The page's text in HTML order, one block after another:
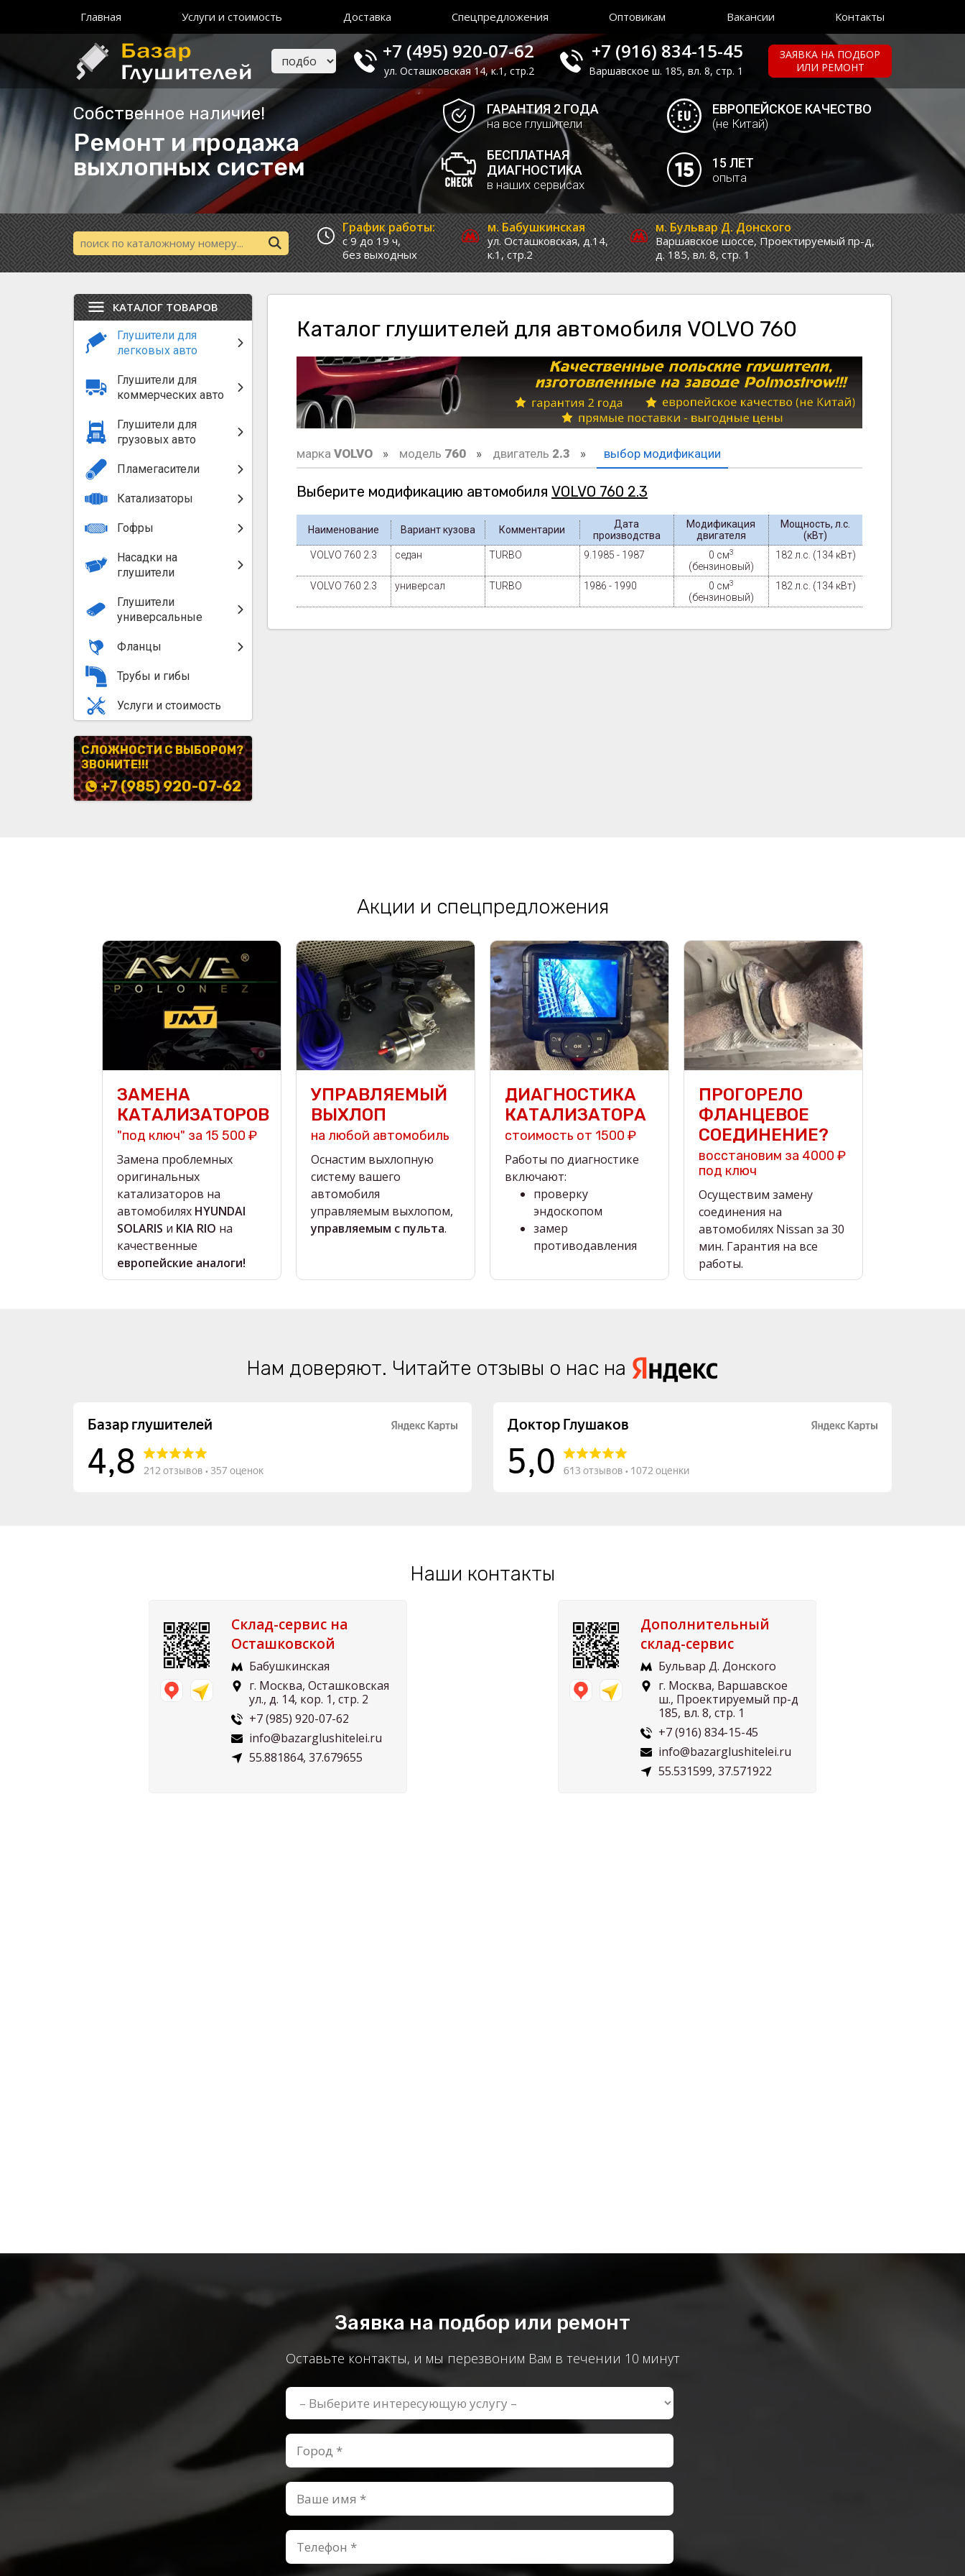
Главная Услуги и стоимость Доставка Спецпредложения Оптовикам Вакансии Контакты
+7 (495) 920-07-62
ул. Осташковская 14, к.1, стр.2
+7 (916) 834-15-45
Варшавское ш. 185, вл. 8, стр. 1
ЗАЯВКА НА ПОДБОР
ИЛИ РЕМОНТ
Собственное наличие!
Ремонт и продажа
выхлопных систем
ГАРАНТИЯ 2 ГОДА
на все глушители
ЕВРОПЕЙСКОЕ КАЧЕСТВО
(не Китай)
БЕСПЛАТНАЯ
ДИАГНОСТИКА
в наших сервисах
15 ЛЕТ
опыта
График работы:
с 9 до 19 ч,
без выходных
м. Бабушкинская
ул. Осташковская, д.14,
к.1, стр.2
м. Бульвар Д. Донского
Варшавское шоссе,Проектируемый пр-д,
д. 185, вл. 8, стр. 1
КАТАЛОГ ТОВАРОВ
Глушители для
легковых авто
Глушители для
коммерческих авто
Глушители для
грузовых авто
Пламегасители
Катализаторы
Гофры
Насадки на
глушители
Глушители
универсальные
Фланцы
Трубы и гибы
Услуги и стоимость
СЛОЖНОСТИ С ВЫБОРОМ?
ЗВОНИТЕ!!!
+7 (985) 920-07-62
Каталог глушителей для автомобиля VOLVO 760
марка VOLVO модель 760 двигатель 2.3 выбор модификации
Выберите модификацию автомобиля VOLVO 760 2.3
Наимено­вание Вариант кузова Коммента­рии
Дата
производства
Модификация
двигателя
Мощность, л.с.
(кВт)
VOLVO 760 2.3
седан TURBO 9.1985 - 1987 0 см3
(бензиновый)
182 л.с. (134 кВт)
VOLVO 760 2.3 универсал TURBO 1986 - 1990 0 см3
(бензиновый)
182 л.с. (134 кВт)
Акции и спецпредложения
ЗАМЕНА
КАТАЛИЗАТОРОВ
"под ключ" за 15 500 ₽
Замена проблемных
оригинальных
катализаторов на
автомобилях HYUNDAI
SOLARIS и KIA RIO на
качественные
европейские аналоги!
УПРАВЛЯЕМЫЙ
ВЫХЛОП
на любой автомобиль
Оснастим выхлопную
систему вашего
автомобиля
управляемым выхлопом,
управляемым с пульта.
ДИАГНОСТИКА
КАТАЛИЗАТОРА
стоимость от 1500 ₽
Работы по диагностике
включают:
проверку
эндоскопом
замер
противодавления
ПРОГОРЕЛО
ФЛАНЦЕВОЕ
СОЕДИНЕНИЕ?
восстановим за 4000 ₽
под ключ
Осуществим замену
соединения на
автомобилях Nissan за 30
мин. Гарантия на все
работы.
Нам доверяют. Читайте отзывы о нас на
Наши контакты
Склад-сервис на
Осташковской
Бабушкинская
г. Москва, Осташковская
ул., д. 14, кор. 1, стр. 2
+7 (985) 920-07-62
info@bazarglushitelei.ru
55.881864, 37.679655
Дополнительный
склад-сервис
Бульвар Д. Донского
г. Москва, Варшавское
ш., Проектируемый пр-д
185, вл. 8, стр. 1
+7 (916) 834-15-45
info@bazarglushitelei.ru
55.531599, 37.571922
Заявка на подбор или ремонт
Оставьте контакты, и мы перезвоним Вам в течении 10 минут